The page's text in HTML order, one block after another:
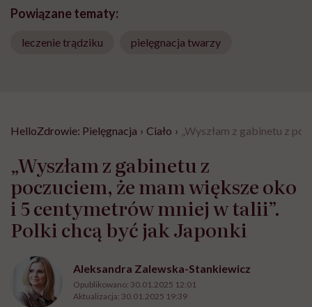
Powiązane tematy:
leczenie trądziku pielęgnacja twarzy
HelloZdrowie: Pielęgnacja › Ciało › „Wyszłam z gabinetu z
„Wyszłam z gabinetu z
poczuciem, że mam większe oko
i 5 centymetrów mniej w talii”.
Polki chcą być jak Japonki
Aleksandra Zalewska-Stankiewicz
Opublikowano: 30.01.2025 12:01
Aktualizacja: 30.01.2025 19:39